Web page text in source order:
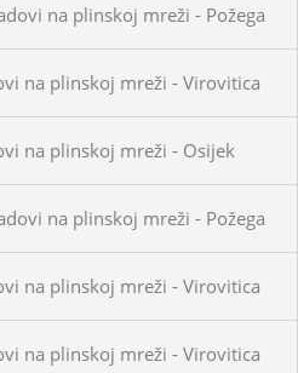
na plinskoj mreži - Požega
na plinskoj mreži - Virovitica
na plinskoj mreži - Osijek
na plinskoj mreži - Požega
na plinskoj mreži - Virovitica
na plinskoj mreži - Virovitica